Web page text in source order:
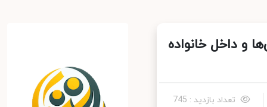
و داخل خانواده
تعداد بازدید : 745